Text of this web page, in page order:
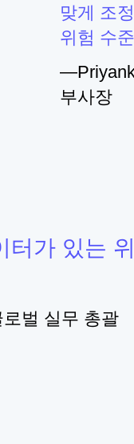
맞게 조
위험 수
부사장
터가 있는
벌 실무 총괄